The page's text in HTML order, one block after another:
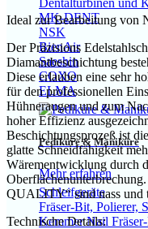
Dentalturbinen und
MK-DENT
NSK
BienAir
Saeshin
COXO
ELMA
Pediküre & Maniküre
Mehr erfahren
Schleifgeräte
Fräser-Bit, Polierer,
Kemmer Nail
Ideal zur Bearbeitung von
Der Präzisions
Diamantbeschichtung
Diese erlauben eine sehr
für den professionellen
Hühneraugen und zum
hoher Effizienz
Beschichtungsprozeß ist
glatte Schneidfähigkeit
Wärementwicklung durch
QUALITY“ sind nass und
Technische Details: